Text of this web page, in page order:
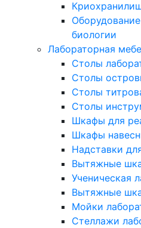
биологии
Лабораторная
Столы
Столы
Столы
Столы
Шкафы для
Шкафы
Надставки
Вытяжные
Ученическая
Вытяжные
Мойки
Стеллажи